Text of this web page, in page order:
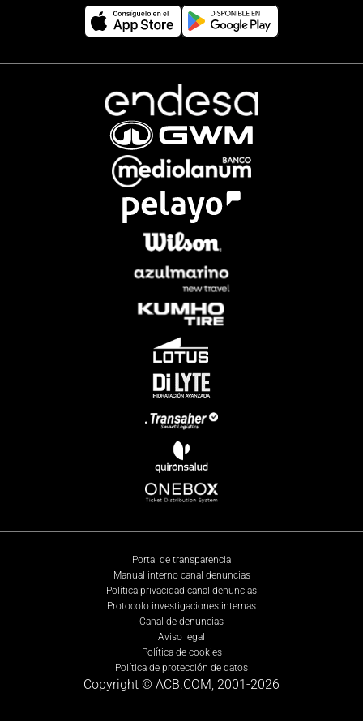
Portal de transparencia
Manual interno canal denuncias
Política privacidad canal denuncias
Protocolo investigaciones internas
Canal de denuncias
Aviso legal
Política de cookies
Política de protección de datos
Copyright © ACB.COM, 2001-2026